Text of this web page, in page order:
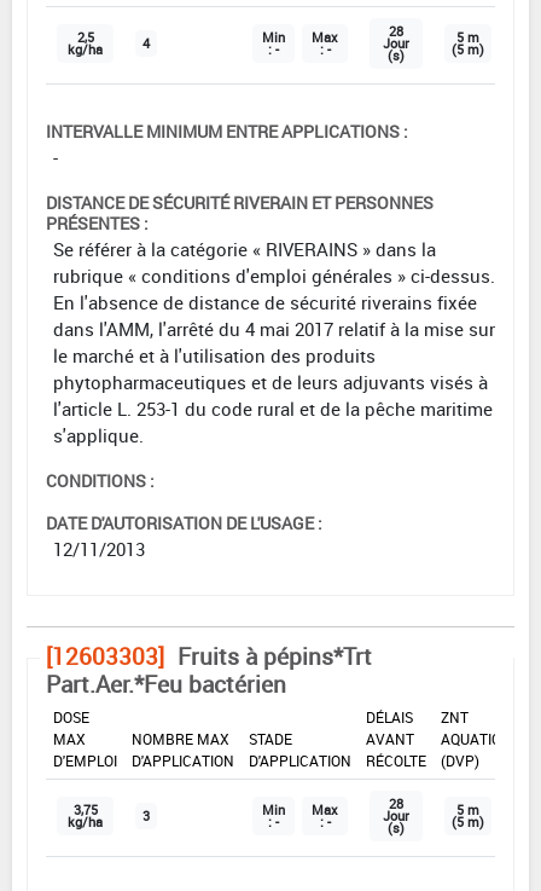
2,5
kg/ha 4 Min
: -
Max
: -
28
Jour
(s)
5 m
(5 m)
INTERVALLE MINIMUM ENTRE APPLICATIONS :
-
DISTANCE DE SÉCURITÉ RIVERAIN ET PERSONNES
PRÉSENTES :
Se référer à la catégorie « RIVERAINS » dans la
rubrique « conditions d'emploi générales » ci-dessus.
En l'absence de distance de sécurité riverains fixée
dans l'AMM, l'arrêté du 4 mai 2017 relatif à la mise sur
le marché et à l'utilisation des produits
phytopharmaceutiques et de leurs adjuvants visés à
l'article L. 253-1 du code rural et de la pêche maritime
s'applique.
CONDITIONS :
DATE D'AUTORISATION DE L'USAGE :
12/11/2013
[12603303] Fruits à pépins*Trt
Part.Aer.*Feu bactérien
DOSE
MAX
D'EMPLOI
NOMBRE MAX
D'APPLICATION
STADE
D'APPLICATION
DÉLAIS
AVANT
RÉCOLTE
ZNT
AQUATIQUE
(DVP)
3,75
kg/ha 3 Min
: -
Max
: -
28
Jour
(s)
5 m
(5 m)